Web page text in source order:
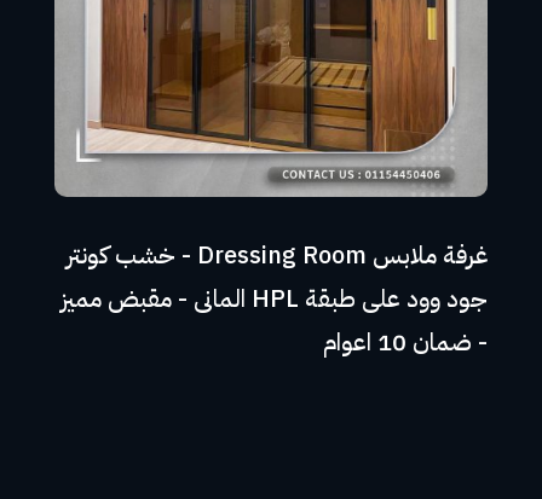
غرفة ملابس Dressing Room - خشب كونتر
جود وود على طبقة HPL المانى - مقبض مميز
- ضمان 10 اعوام